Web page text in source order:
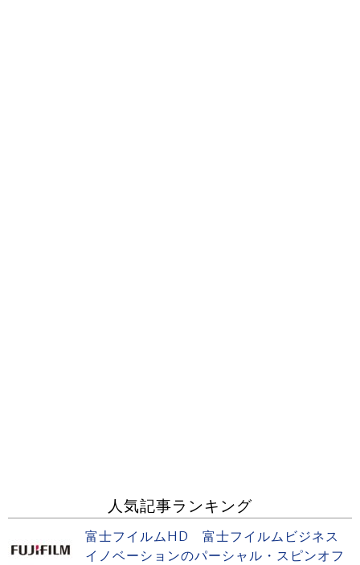
人気記事ランキング
富士フイルムHD 富士フイルムビジネス
イノベーションのパーシャル・スピンオフ